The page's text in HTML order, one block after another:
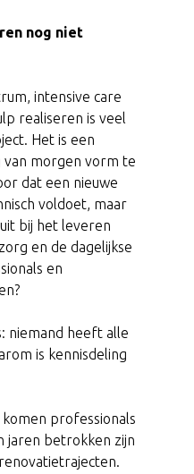
nog niet
intensive care
realiseren is veel
Het is een
van morgen vorm te
dat een nieuwe
voldoet, maar
bij het leveren
en de dagelijkse
en
niemand heeft alle
is kennisdeling
professionals
jaren betrokken zijn